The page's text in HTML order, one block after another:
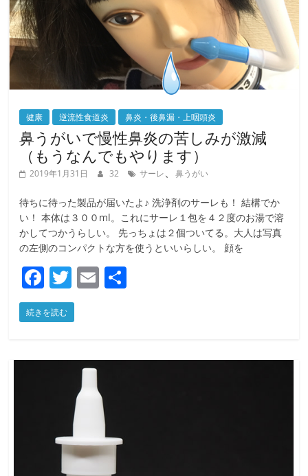
健康 逆流性食道炎 鼻炎・後鼻漏・上咽頭炎
鼻うがいで慢性鼻炎の苦しみが激減
（もうなんでもやります）
2019年1月31日 32 サーレ、鼻うがい
待ちに待った製品が届いたよ♪ 洗浄剤のサーレも！ 結構でか
い！ 本体は３００ml。これにサーレ１包を４２度のお湯で溶
かしてつかうらしい。 先っちょは２個ついてる。大人は写真
の左側のコンパクトな方を使うといいらしい。 顔を
F
a
c
b
k
T
w
itt
E
続きを読む